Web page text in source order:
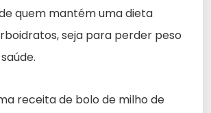
quem mantém uma dieta
seja para perder peso
receita de bolo de milho de